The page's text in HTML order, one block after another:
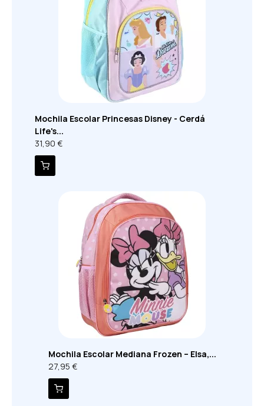
Mochila Escolar Princesas Disney - Cerdá
Life's...
31,90 €
Mochila Escolar Mediana Frozen – Elsa,...
27,95 €